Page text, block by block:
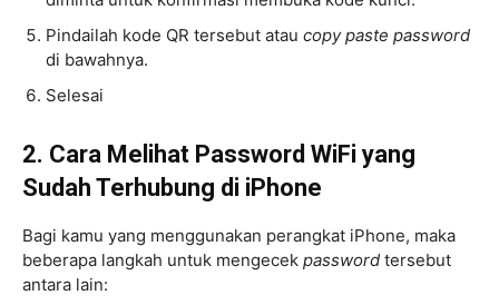
Pindailah kode QR tersebut atau copy paste password
di bawahnya.
Selesai
2. Cara Melihat Password WiFi yang
Sudah Terhubung di iPhone
Bagi kamu yang menggunakan perangkat iPhone, maka
beberapa langkah untuk mengecek password tersebut
antara lain: